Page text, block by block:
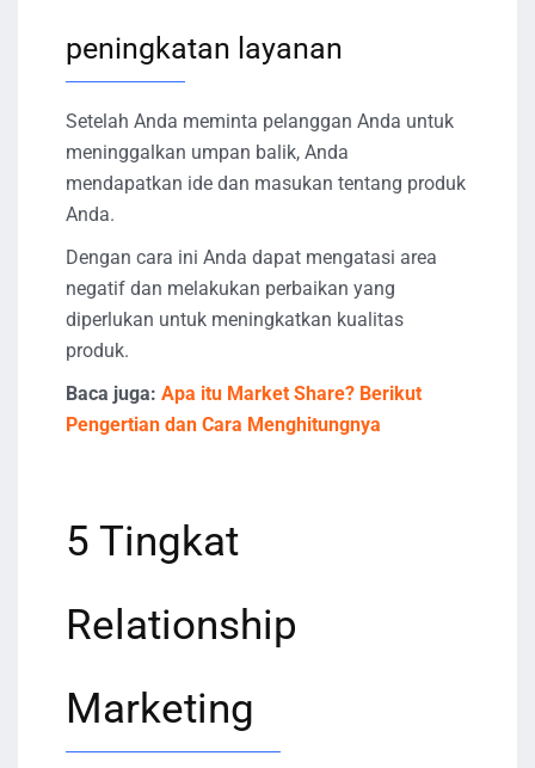
peningkatan layanan
Setelah Anda meminta pelanggan Anda untuk
meninggalkan umpan balik, Anda
mendapatkan ide dan masukan tentang produk
Anda.
Dengan cara ini Anda dapat mengatasi area
negatif dan melakukan perbaikan yang
diperlukan untuk meningkatkan kualitas
produk.
Baca juga: Apa itu Market Share? Berikut
Pengertian dan Cara Menghitungnya
5 Tingkat
Relationship
Marketing